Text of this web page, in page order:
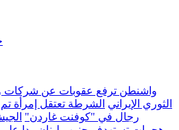
واشنطن ترفع عقوبات عن شركات
الثوري الإيراني الشرطة تعتقل إمرأة
رجال في "كوفنت غاردن"